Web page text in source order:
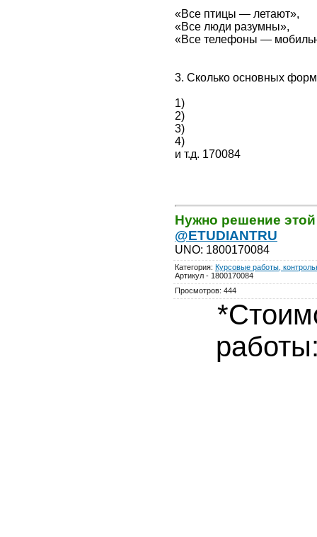
«Все птицы — летают»,
«Все люди разумны»,
«Все телефоны —
3. Сколько основных
1)
2)
3)
4)
и т.д. 170084
Нужно решение
@ETUDIANTRU
UNO: 1800170084
Категория: Курсовые работы,
Артикул - 1800170084
Просмотров: 444